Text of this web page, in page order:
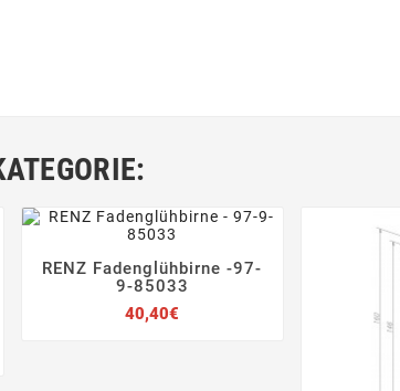
 
RENZ Fadenglühbirne -97-
9-85033
40,40€